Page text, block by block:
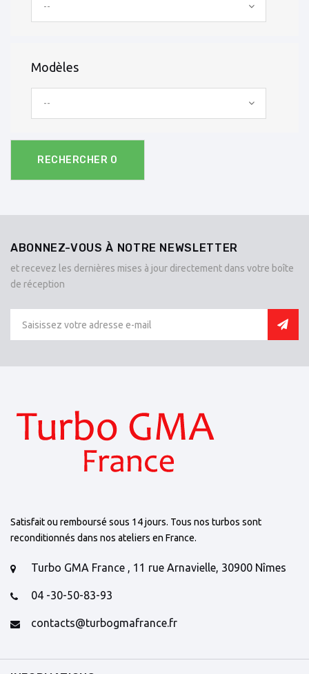
--
Modèles
--
RECHERCHER 0
ABONNEZ-VOUS À NOTRE NEWSLETTER
et recevez les dernières mises à jour directement dans votre boîte
de réception
Satisfait ou remboursé sous 14 jours. Tous nos turbos sont
reconditionnés dans nos ateliers en France.
Turbo GMA France , 11 rue Arnavielle, 30900 Nîmes
04 -30-50-83-93
contacts@turbogmafrance.fr